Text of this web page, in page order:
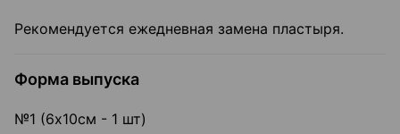
Рекомендуется ежедневная замена пластыря.
Форма выпуска
№1 (6х10см - 1 шт)